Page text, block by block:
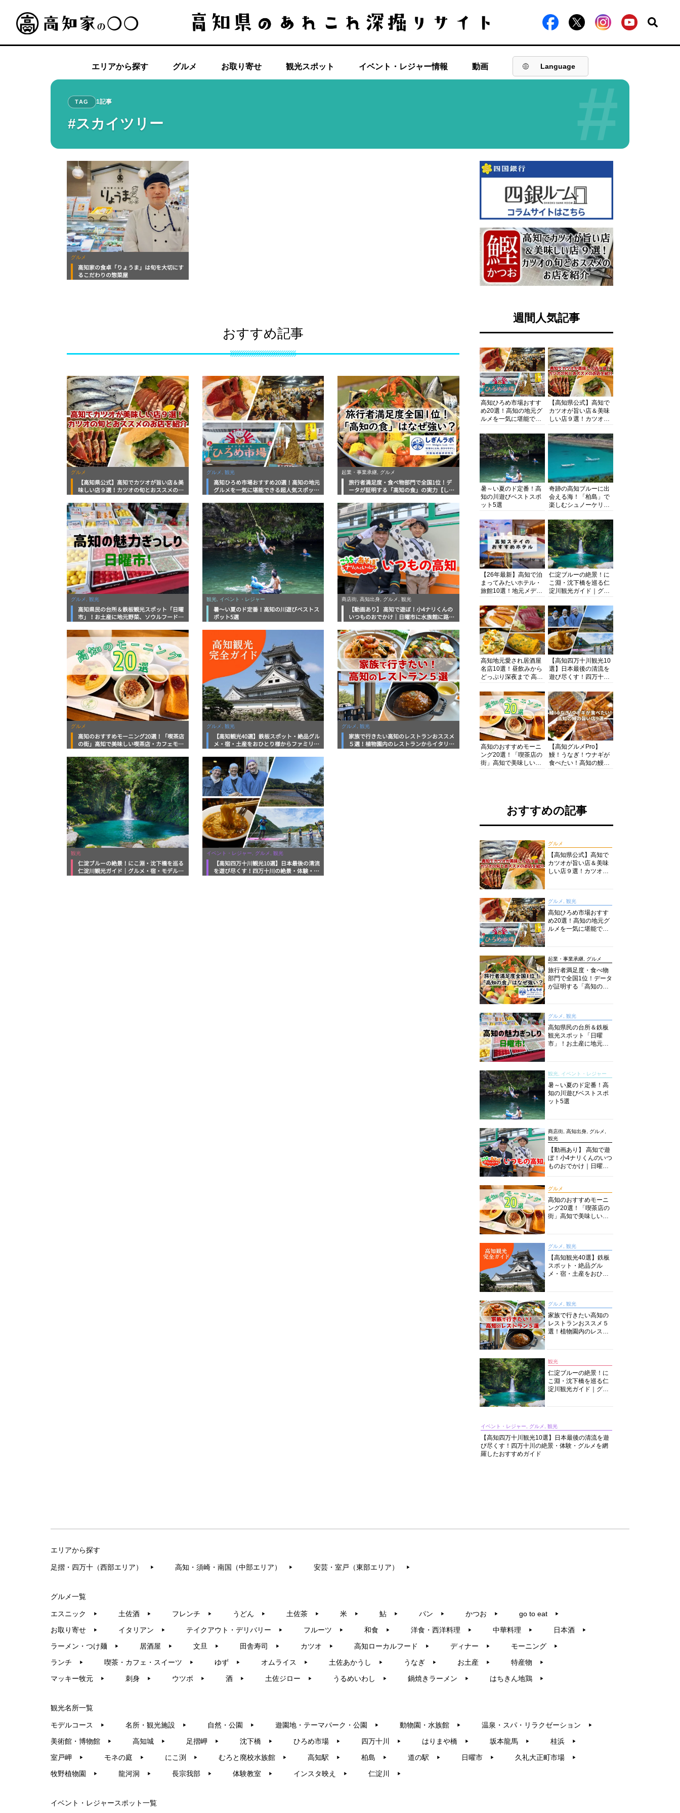
エリアから探す グルメ お取り寄せ 観光スポット イベント・レジャー情報 動画 Language
#
TAG 1記事
#スカイツリー
グルメ
高知家の食卓「りょうま」は旬を大切にす
るこだわりの惣菜屋
おすすめ記事
グルメ
【高知県公式】高知でカツオが旨い店＆美
味しい店９選！カツオの旬とおススメのお
グルメ, 観光
高知ひろめ市場おすすめ20選！高知の地元
グルメを一気に堪能できる超人気スポット
起業・事業承継, グルメ
旅行者満足度・食べ物部門で全国1位！デ
ータが証明する「高知の食」の実力【しぎ
グルメ, 観光
高知県民の台所＆鉄板観光スポット「日曜
市」！お土産に地元野菜、ソウルフードま
底解説！
観光, イベント・レジャー
暑～い夏のド定番！高知の川遊びベストス
ポット5選
商店街, 高知出身, グルメ, 観光
【動画あり】 高知で遊ぼ！小4ナリくんの
いつものおでかけ｜日曜市に水族館に路面
グルメ
高知のおすすめモーニング20選！「喫茶店
の街」高知で美味しい喫茶店・カフェモー
グルメ, 観光
【高知観光40選】鉄板スポット・絶品グル
メ・宿・土産をおひとり様からファミリー
グルメ, 観光
家族で行きたい高知のレストランおススメ
５選！植物園内のレストランからイタリア
観光
仁淀ブルーの絶景！にこ淵・沈下橋を巡る
仁淀川観光ガイド｜グルメ・宿・モデルコ
イベント・レジャー, グルメ, 観光
【高知四万十川観光10選】日本最後の清流
を遊び尽くす！四万十川の絶景・体験・グ
週間人気記事
高知ひろめ市場おすす
め20選！高知の地元グ
ルメを一気に堪能でき
底解剖
【高知県公式】高知で
カツオが旨い店＆美味
しい店９選！カツオの
紹介
暑～い夏のド定番！高
知の川遊びベストスポ
ット5選
奇跡の高知ブルーに出
会える海！「柏島」で
楽しむシュノーケリン
浴にキャンプまで透明
度抜群の海の楽園を徹
底紹介
【26年最新】高知で泊
まってみたいホテル・
旅館10選！地元メディ
厳選
仁淀ブルーの絶景！に
こ淵・沈下橋を巡る仁
淀川観光ガイド｜グル
まで完全網羅！
高知地元愛され居酒屋
名店10選！昼飲みから
どっぷり深夜まで 高知
知グルメPro】
【高知四万十川観光10
選】日本最後の清流を
遊び尽くす！四万十川
を網羅したおすすめガ
イド
高知のおすすめモーニ
ング20選！「喫茶店の
街」高知で美味しい喫
【高知グルメPro】
鰻！うなぎ！ウナギが
食べたい！高知の鰻の
おすすめの記事
グルメ
【高知県公式】高知で
カツオが旨い店＆美味
しい店９選！カツオの
グルメ, 観光
高知ひろめ市場おすす
め20選！高知の地元グ
ルメを一気に堪能でき
起業・事業承継, グルメ
旅行者満足度・食べ物
部門で全国1位！データ
が証明する「高知の
グルメ, 観光
高知県民の台所＆鉄板
観光スポット「日曜
市」！お土産に地元野
説！
観光, イベント・レジャー
暑～い夏のド定番！高
知の川遊びベストスポ
ット5選
商店街, 高知出身, グルメ,
観光
【動画あり】 高知で遊
ぼ！小4ナリくんのいつ
ものおでかけ｜日曜市
グルメ
高知のおすすめモーニ
ング20選！「喫茶店の
街」高知で美味しい喫
グルメ, 観光
【高知観光40選】鉄板
スポット・絶品グル
メ・宿・土産をおひと
グルメ, 観光
家族で行きたい高知の
レストランおススメ５
選！植物園内のレスト
観光
仁淀ブルーの絶景！に
こ淵・沈下橋を巡る仁
淀川観光ガイド｜グル
イベント・レジャー, グルメ, 観光
【高知四万十川観光10選】日本最後の清流を遊
び尽くす！四万十川の絶景・体験・グルメを網
羅したおすすめガイド
エリアから探す
足摺・四万十（西部エリア） ▶︎ 高知・須崎・南国（中部エリア） ▶︎ 安芸・室戸（東部エリア） ▶︎
グルメ一覧
エスニック ▶︎ 土佐酒 ▶︎ フレンチ ▶︎ うどん ▶︎ 土佐茶 ▶︎ 米 ▶︎ 鮎 ▶︎ パン ▶︎ かつお ▶︎ go to eat ▶︎
お取り寄せ ▶︎ イタリアン ▶︎ テイクアウト・デリバリー ▶︎ フルーツ ▶︎ 和食 ▶︎ 洋食・西洋料理 ▶︎ 中華料理 ▶︎ 日本酒 ▶︎
ラーメン・つけ麺 ▶︎ 居酒屋 ▶︎ 文旦 ▶︎ 田舎寿司 ▶︎ カツオ ▶︎ 高知ローカルフード ▶︎ ディナー ▶︎ モーニング ▶︎
ランチ ▶︎ 喫茶・カフェ・スイーツ ▶︎ ゆず ▶︎ オムライス ▶︎ 土佐あかうし ▶︎ うなぎ ▶︎ お土産 ▶︎ 特産物 ▶︎
マッキー牧元 ▶︎ 刺身 ▶︎ ウツボ ▶︎ 酒 ▶︎ 土佐ジロー ▶︎ うるめいわし ▶︎ 鍋焼きラーメン ▶︎ はちきん地鶏 ▶︎
観光名所一覧
モデルコース ▶︎ 名所・観光施設 ▶︎ 自然・公園 ▶︎ 遊園地・テーマパーク・公園 ▶︎ 動物園・水族館 ▶︎ 温泉・スパ・リラクゼーション ▶︎
美術館・博物館 ▶︎ 高知城 ▶︎ 足摺岬 ▶︎ 沈下橋 ▶︎ ひろめ市場 ▶︎ 四万十川 ▶︎ はりまや橋 ▶︎ 坂本龍馬 ▶︎ 桂浜 ▶︎
室戸岬 ▶︎ モネの庭 ▶︎ にこ渕 ▶︎ むろと廃校水族館 ▶︎ 高知駅 ▶︎ 柏島 ▶︎ 道の駅 ▶︎ 日曜市 ▶︎ 久礼大正町市場 ▶︎
牧野植物園 ▶︎ 龍河洞 ▶︎ 長宗我部 ▶︎ 体験教室 ▶︎ インスタ映え ▶︎ 仁淀川 ▶︎
イベント・レジャースポット一覧